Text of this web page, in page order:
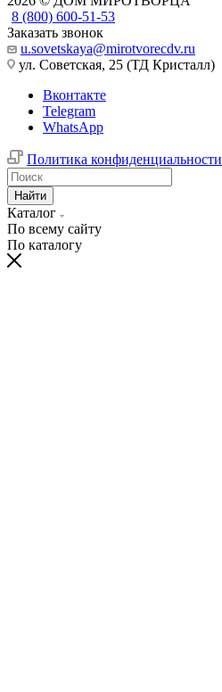
8 (800) 600-51-53
Заказать звонок
u.sovetskaya@mirotvorecdv.ru
ул. Советская, 25 (ТД Кристалл)
Вконтакте
Telegram
WhatsApp
Политика конфиденциальности
Найти
Каталог
По всему сайту
По каталогу